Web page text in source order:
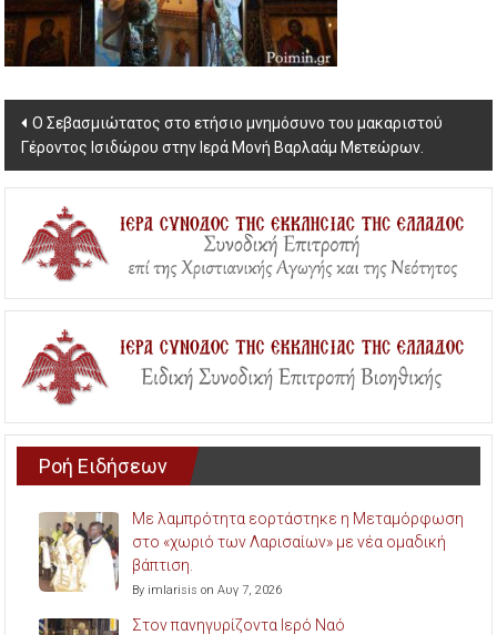
Post
navigation
Ο Σεβασμιώτατος στο ετήσιο μνημόσυνο του μακαριστού
Γέροντος Ισιδώρου στην Ιερά Μονή Βαρλαάμ Μετεώρων.
Ροή Ειδήσεων
Με λαμπρότητα εορτάστηκε η Μεταμόρφωση
στο «χωριό των Λαρισαίων» με νέα ομαδική
βάπτιση.
By imlarisis on Αυγ 7, 2026
Στον πανηγυρίζοντα Ιερό Ναό